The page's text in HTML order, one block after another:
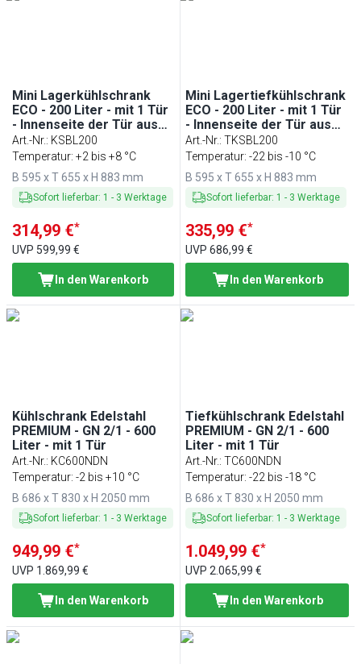
Mini Lagerkühlschrank
ECO - 200 Liter - mit 1 Tür
- Innenseite der Tür aus
Kunststoff - Schwarz
Art.-Nr.: KSBL200
Temperatur: +2 bis +8 °C
B 595 x T 655 x H 883 mm
Sofort lieferbar: 1 - 3 Werktage
314,99 €*
UVP 599,99 €
In den Warenkorb
Mini Lagertiefkühlschrank
ECO - 200 Liter - mit 1 Tür
- Innenseite der Tür aus
Kunststoff - Schwarz
Art.-Nr.:TKSBL200
Temperatur: -22 bis -10 °C
B 595 x T 655 x H 883 mm
Sofort lieferbar: 1 - 3 Werktage
335,99 €*
UVP686,99 €
In den Warenkorb
Kühlschrank Edelstahl
PREMIUM - GN 2/1 - 600
Liter - mit 1 Tür
Art.-Nr.: KC600NDN
Temperatur: -2 bis +10 °C
B 686 x T 830 x H 2050 mm
Sofort lieferbar: 1 - 3 Werktage
949,99 €*
UVP 1.869,99 €
In den Warenkorb
Tiefkühlschrank Edelstahl
PREMIUM - GN 2/1 - 600
Liter - mit 1 Tür
Art.-Nr.:TC600NDN
Temperatur: -22 bis -18 °C
B 686 x T 830 x H 2050 mm
Sofort lieferbar: 1 - 3 Werktage
1.049,99 €*
UVP2.065,99 €
In den Warenkorb